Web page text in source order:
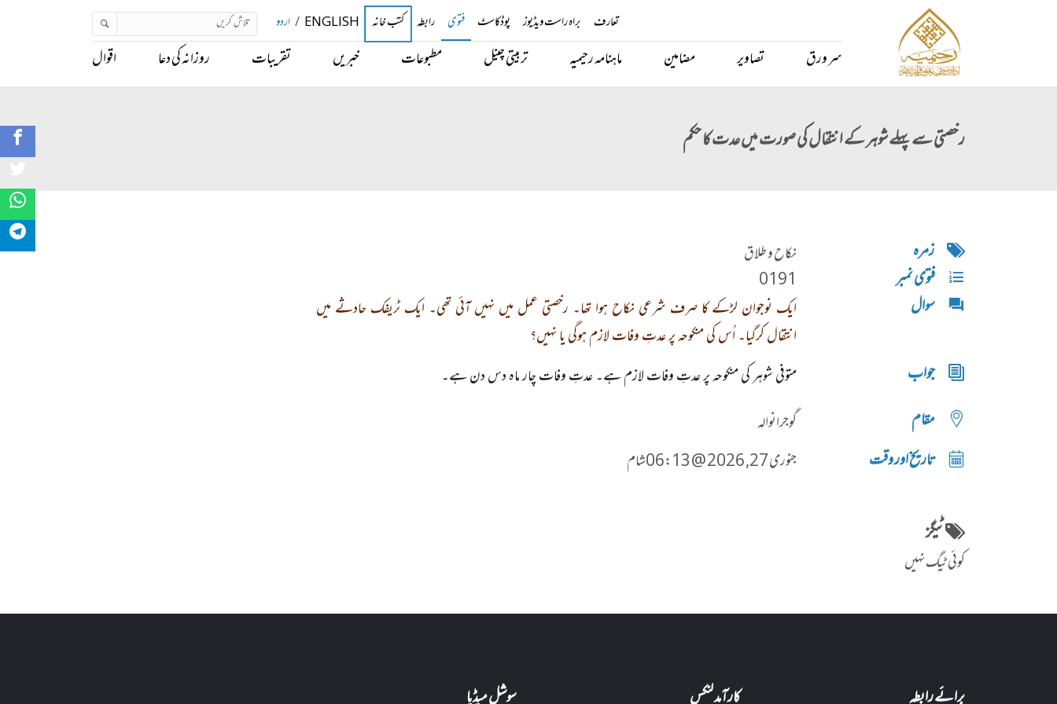
تعارف براہ راست ویڈیوز پوڈکاسٹ فتوی رابطہ کتب خانہ ENGLISH
/ اردو
سر ورق تصاویر مضامین ماہنامہ رحیمیہ تربیتی چینل مطبوعات خبریں تقریبات روزانہ کی دعا اقوال
رخصتی سے پہلے شوہر کے انتقال کی صورت میں عدت کا حکم
زمره نکاح و طلاق
فتوی نمبر 0191
سوال
ایک نوجوان لڑکے کا صرف شرعی نکاح ہوا تھا۔ رخصتی عمل میں نہیں آئی تھی۔ ایک ٹریفک حادثے میں
انتقال کرگیا۔ اُس کی منکوحہ پر عدتِ وفات لازم ہوگی یا نہیں؟
جواب متوفی شوہر کی منکوحہ پر عدتِ وفات لازم ہے۔ عدتِ وفات چار ماہ دس دن ہے۔
مقام گوجرانوالہ
تاریخ اور وقت جنوری 27, 2026 @ 06:13شام
ٹیگز
کوئی ٹیگ نہیں